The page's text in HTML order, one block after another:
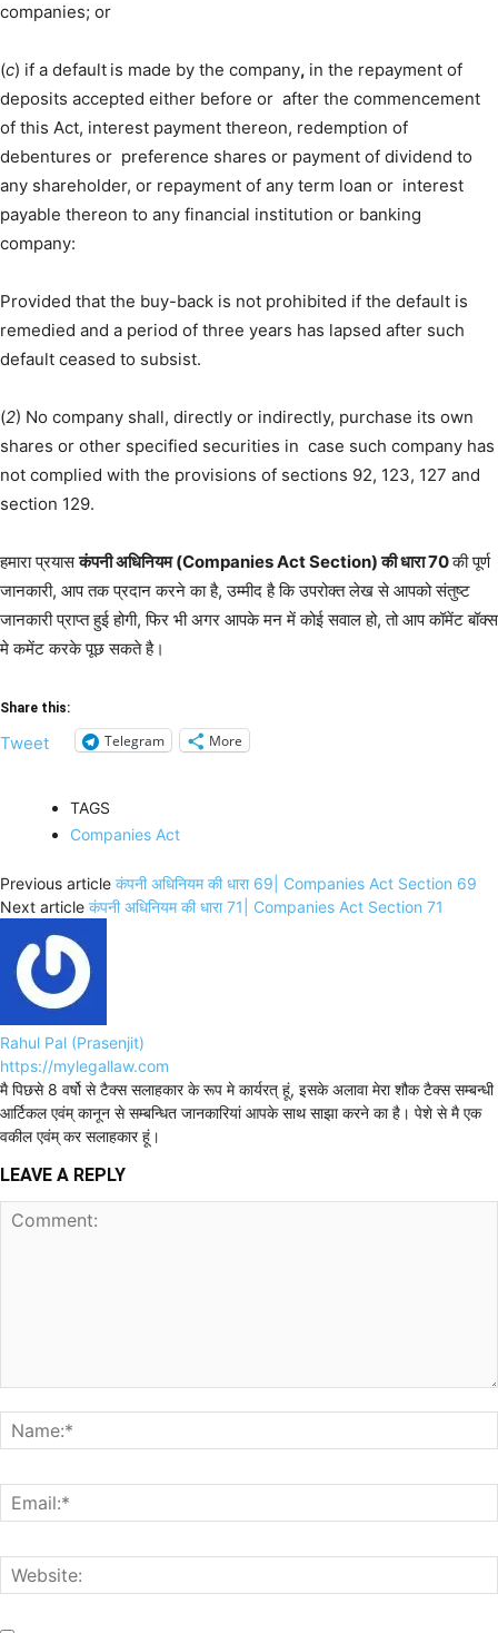
companies; or
(c) if a default is made by the company, in the repayment of
deposits accepted either before or after the commencement
of this Act, interest payment thereon, redemption of
debentures or preference shares or payment of dividend to
any shareholder, or repayment of any term loan or interest
payable thereon to any financial institution or banking
company:
Provided that the buy-back is not prohibited if the default is
remedied and a period of three years has lapsed after such
default ceased to subsist.
(2) No company shall, directly or indirectly, purchase its own
shares or other specified securities in case such company has
not complied with the provisions of sections 92, 123, 127 and
section 129.
हमारा प्रयासकंपनी अधिनियम (Companies Act Section) की धारा 70की पूर्ण
जानकारी, आप तक प्रदान करने का है, उम्मीद है कि उपरोक्त लेख से आपको संतुष्ट
जानकारी प्राप्त हुई होगी, फिर भी अगर आपके मन में कोई सवाल हो, तो आप कॉमेंट बॉक्स
मे कमेंट करके पूछ सकते है।
Share this:
Tweet Telegram More
TAGS
Companies Act
Previous article कंपनी अधिनियम की धारा 69| Companies Act Section 69
Next article कंपनी अधिनियम की धारा 71| Companies Act Section 71
Rahul Pal (Prasenjit)
https://mylegallaw.com
मै पिछसे 8 वर्षो से टैक्स सलाहकार के रूप मे कार्यरत् हूं, इसके अलावा मेरा शौक टैक्स सम्बन्धी
आर्टिकल एवंम् कानून से सम्बन्धित जानकारियां आपके साथ साझा करने का है। पेशे से मै एक
वकील एवंम् कर सलाहकार हूं।
LEAVE A REPLY